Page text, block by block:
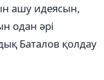
ашу идеясын,
одан әрі
Баталов қолдау